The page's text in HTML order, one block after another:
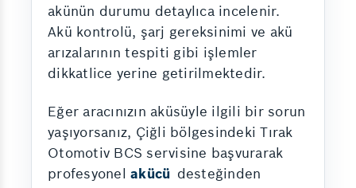
akünün durumu detaylıca incelenir.
Akü kontrolü, şarj gereksinimi ve akü
arızalarının tespiti gibi işlemler
dikkatlice yerine getirilmektedir.
Eğer aracınızın aküsüyle ilgili bir sorun
yaşıyorsanız, Çiğli bölgesindeki Tırak
Otomotiv BCS servisine başvurarak
profesyonel akücü desteğinden